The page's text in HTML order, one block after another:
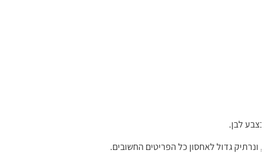
לבן.
גדול לאחסון כל הפריטים החשובים.